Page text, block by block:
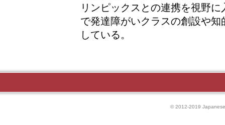
リンピックスとの連携を視野
で発達障がいクラスの創設や
している。
© 2012-2019